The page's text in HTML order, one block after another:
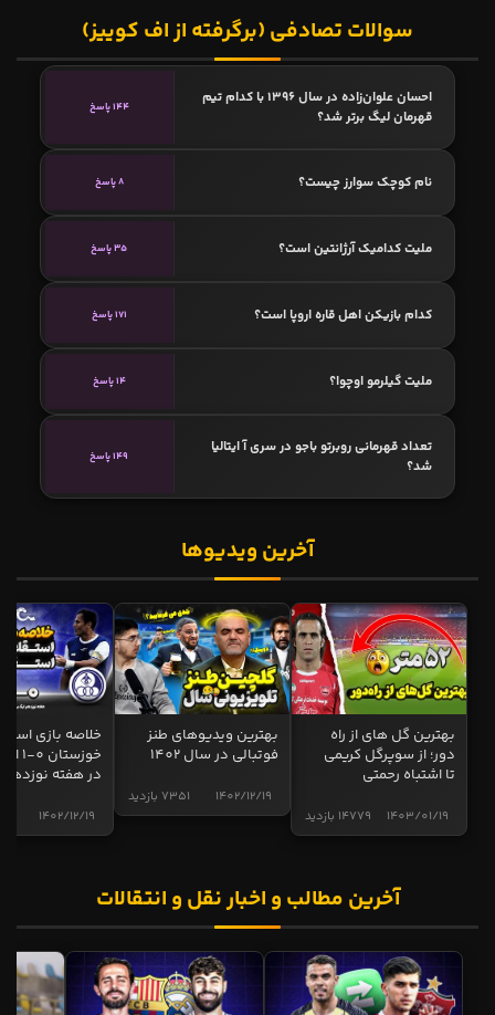
سوالات تصادفی (برگرفته از اف کوییز)
احسان علوان‌زاده در سال ۱۳۹۶ با کدام تیم
قهرمان لیگ برتر شد؟
144 پاسخ
نام کوچک سوارز چیست؟ 8 پاسخ
ملیت کدامیک آرژانتین است؟ 35 پاسخ
کدام بازیکن اهل قاره اروپا است؟ 171 پاسخ
ملیت گیلرمو اوچوا؟ 14 پاسخ
تعداد قهرمانی روبرتو باجو در سری آ ایتالیا
شد؟
149 پاسخ
آخرین ویدیوها
بهترین گل های از راه
دور؛ از سوپرگل کریمی
تا اشتباه رحمتی
14779 بازدید 1403/01/19
بهترین ویدیوهای طنز
فوتبالی در سال 1402
7351 بازدید 1402/12/19
خلاصه بازی
در هفته نوزدهم
1402/12/19
آخرین مطالب و اخبار نقل و انتقالات